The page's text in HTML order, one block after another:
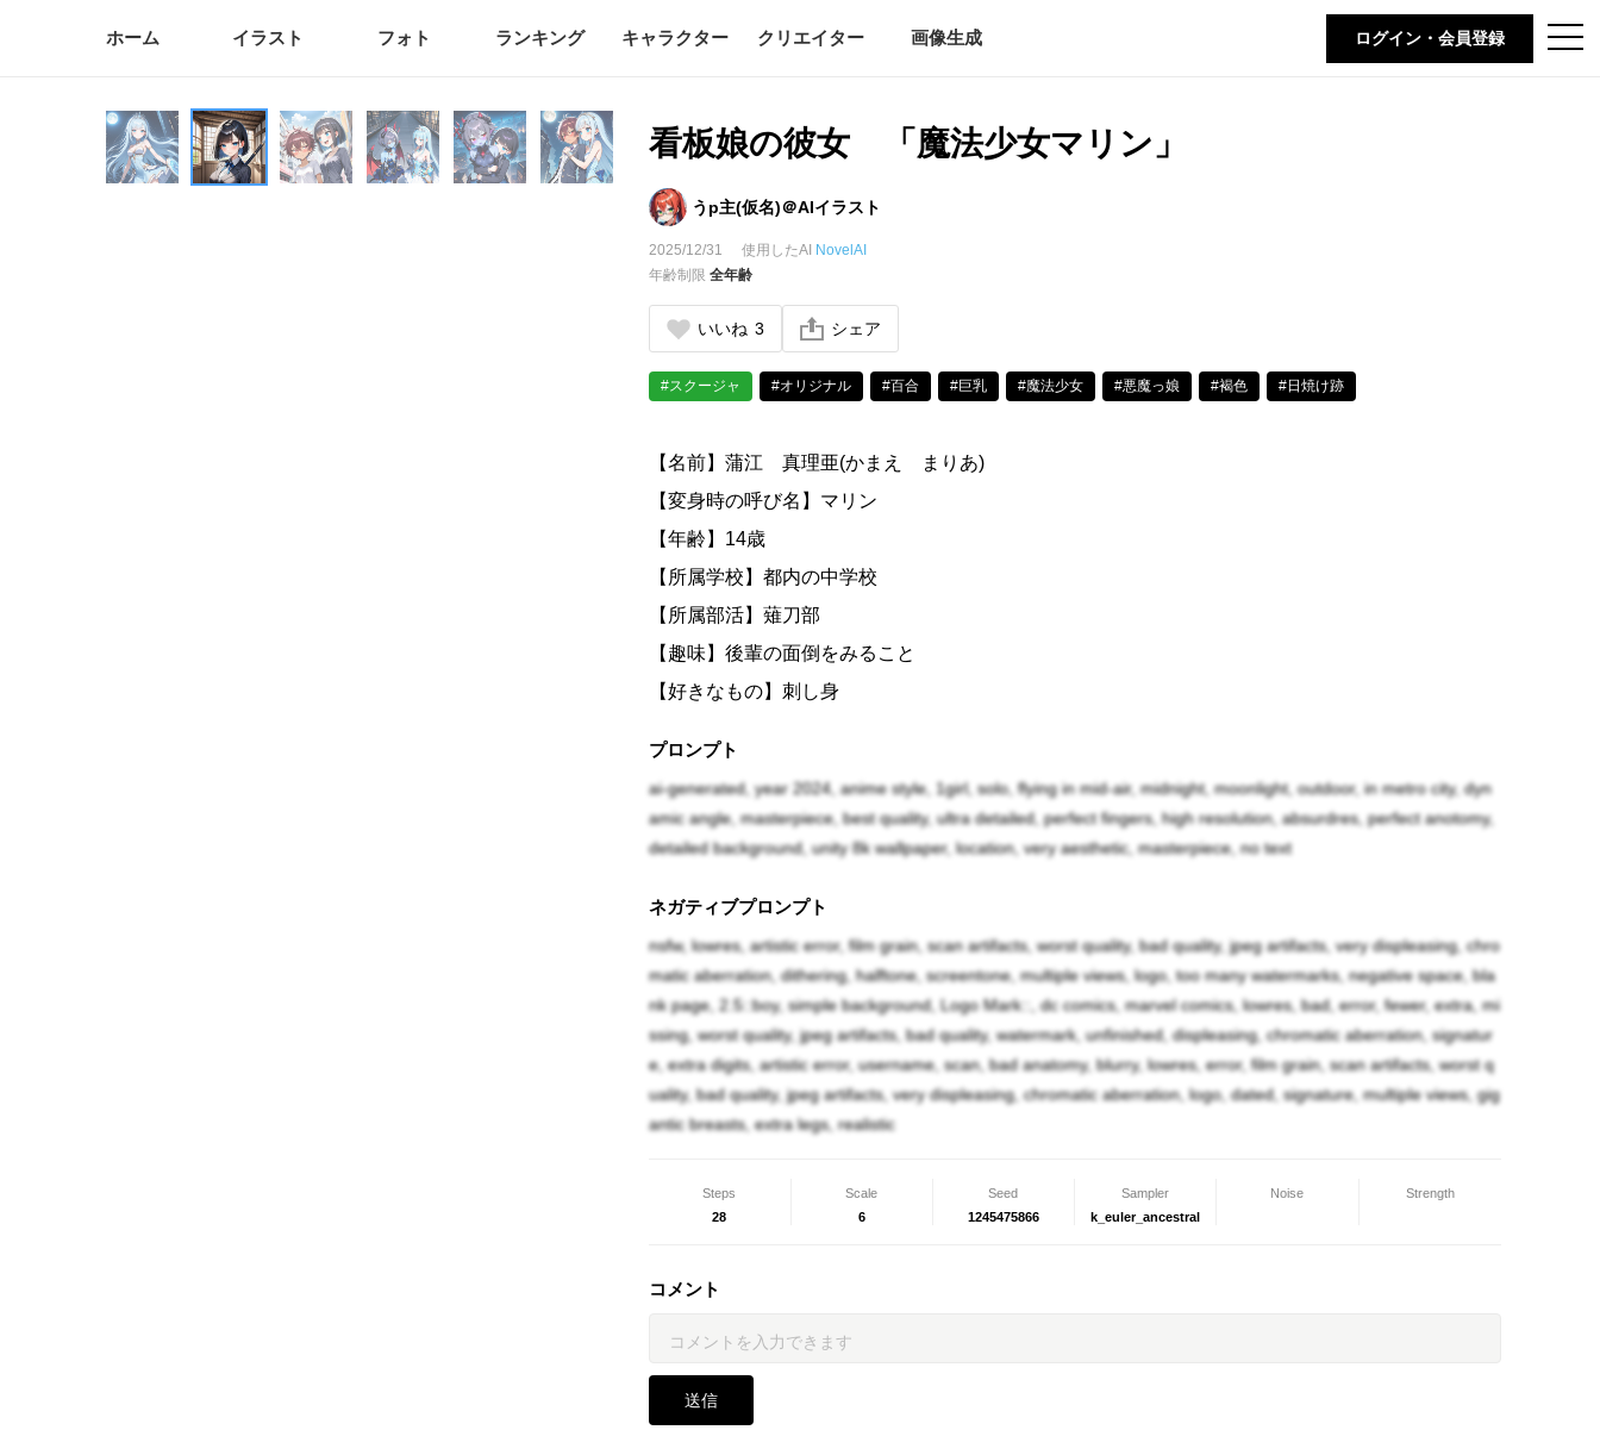
t
o
ホーム イラスト フォト ランキング キャラクター クリエイター 画像生成 ログイン・会員登録
看板娘の彼女 「魔法少女マリン」
うp主(仮名)＠AIイラスト
2025/12/31 使用したAI NovelAI
年齢制限全年齢
いいね 3 シェア
#スクージャ #オリジナル #百合 #巨乳 #魔法少女 #悪魔っ娘 #褐色 #日焼け跡
【名前】蒲江 真理亜(かまえ まりあ)
【変身時の呼び名】マリン
【年齢】14歳
【所属学校】都内の中学校
【所属部活】薙刀部
【趣味】後輩の面倒をみること
【好きなもの】刺し身
魔法少女サニーの相棒、魔法少女マリン。その正体は都内の中学校に通う蒲江真理亜と言う少女で
ある。太陽の従姉妹であり、太陽と行方不明になった太陽の妹と同じく強力な魔力を生まれながら
事が出来た為か、幸い魔力が暴走して自身の健康や周りの環境に被害が及ぶ様な事は無かった。
性格はサバサバしており、とても面倒見が良いので学校内では特に後輩達から人気があります。放
っておけない娘に対してより親身に接する為、異世界出身で人付き合いの苦手なスクージャには特
に気に掛けています。そんな真理亜にスクージャは好意を抱く様になり、その様子を見て、スクー
ジャが自分に好意を抱いている事に気付き、恋人として付き合う様になりました。
らです。
一人称は人間時は「ウチ」、魔法少女は「私」になります。また、魔法少女に変身した時はより口
が、魔法少女になって使う武器は盾だったりします。
体型データ
プロンプト
ai-generated, year 2024, anime style, 1girl, solo, flying in mid-air, midnight, moonlight, outdoor, in metro city, dyn
amic angle, masterpiece, best quality, ultra detailed, perfect fingers, high resolution, absurdres, perfect anotomy,
detailed background, unity 8k wallpaper, location, very aesthetic, masterpiece, no text
ネガティブプロンプト
nsfw, lowres, artistic error, film grain, scan artifacts, worst quality, bad quality, jpeg artifacts, very displeasing, chro
matic aberration, dithering, halftone, screentone, multiple views, logo, too many watermarks, negative space, bla
nk page, 2.5::boy, simple background, Logo Mark::, dc comics, marvel comics, lowres, bad, error, fewer, extra, mi
ssing, worst quality, jpeg artifacts, bad quality, watermark, unfinished, displeasing, chromatic aberration, signatur
e, extra digits, artistic error, username, scan, bad anatomy, blurry, lowres, error, film grain, scan artifacts, worst q
uality, bad quality, jpeg artifacts, very displeasing, chromatic aberration, logo, dated, signature, multiple views, gig
antic breasts, extra legs, realistic
Steps
28
Scale
6
Seed
1245475866
Sampler
k_euler_ancestral
Noise Strength
コメント
送信